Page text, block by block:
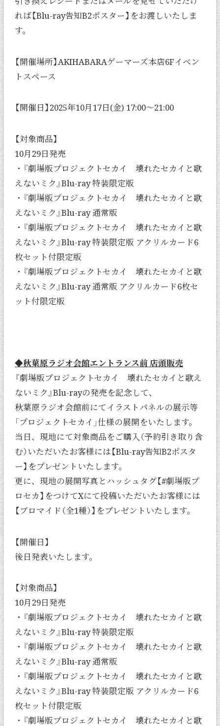
れば【Blu-ray告知B2ポスター】をお渡しいたしま
す。
【開催場所】AKIHABARAゲーマーズ本店6Fイベン
トスペース
【開催日】2025年10月17日(金) 17:00～21:00
【対象商品】
10月29日発売
・『劇場版プロジェクトセカイ 壊れたセカイと歌
えないミク』Blu-ray 特装限定版
・『劇場版プロジェクトセカイ 壊れたセカイと歌
えないミク』Blu-ray 通常版
・『劇場版プロジェクトセカイ 壊れたセカイと歌
えないミク』Blu-ray 特装限定版 アクリルカード6
枚セット付限定版
・『劇場版プロジェクトセカイ 壊れたセカイと歌
えないミク』Blu-ray 通常版 アクリルカード6枚セ
ット付限定版
◆秋葉原ラジオ会館エントランス前 店頭販売
『劇場版プロジェクトセカイ 壊れたセカイと歌え
ないミク』Blu-rayの発売を記念して、
秋葉原ラジオ会館前にてイラストパネルの展示等
「プロジェクトセカイ」仕様の展開をいたします。
当日、現地にて対象商品をご購入（予約引き取り含
む）いただいたお客様には【Blu-ray告知B2ポスタ
ー】をプレゼントいたします。
更に、現地の展開写真とハッシュタグ【#劇場版プ
ロセカ】をつけてXにて投稿いただいたお客様には
【ブロマイド（全1種）】をプレゼントいたします。
【開催日】
後日発表いたします。
【対象商品】
10月29日発売
・『劇場版プロジェクトセカイ 壊れたセカイと歌
えないミク』Blu-ray 特装限定版
・『劇場版プロジェクトセカイ 壊れたセカイと歌
えないミク』Blu-ray 通常版
・『劇場版プロジェクトセカイ 壊れたセカイと歌
えないミク』Blu-ray 特装限定版 アクリルカード6
枚セット付限定版
・『劇場版プロジェクトセカイ 壊れたセカイと歌